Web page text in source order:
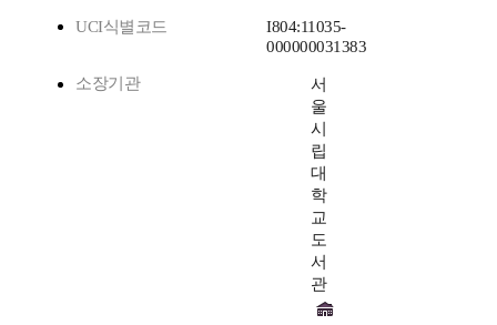
UCI식별코드
I804:11035-
000000031383
소장기관
서
울
시
립
대
학
교
도
서
관